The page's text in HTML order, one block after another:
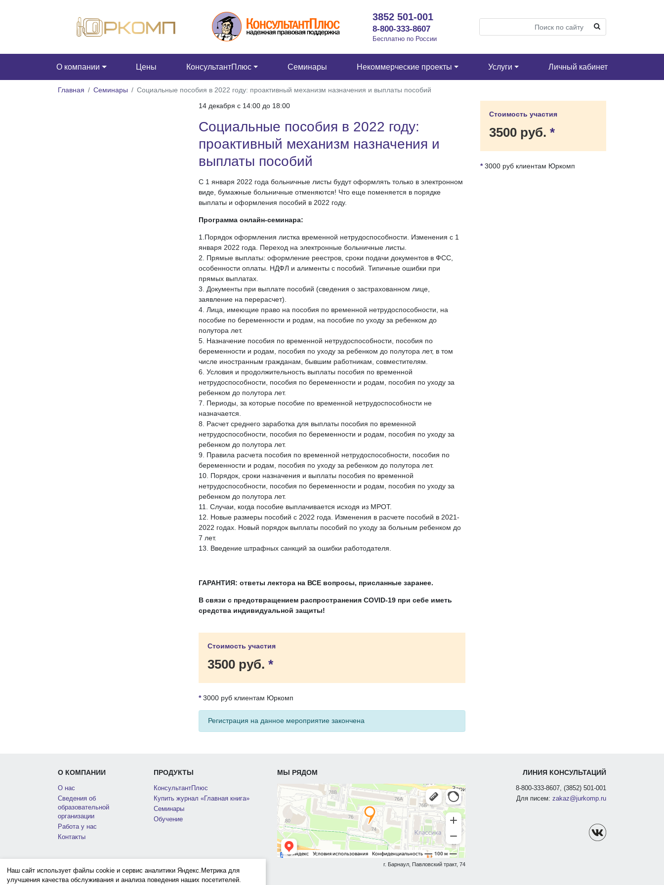
3852 501-001
8-800-333-8607
Бесплатно по России
О компании Цены КонсультантПлюс Семинары Некоммерческие проекты Услуги Личный кабинет
Главная Семинары
Социальные пособия в 2022 году: проактивный механизм назначения и выплаты пособий
14 декабря c 14:00 до 18:00
Социальные пособия в 2022 году:
проактивный механизм назначения и
выплаты пособий
С 1 января 2022 года больничные листы будут оформлять только в электронном
виде, бумажные больничные отменяются! Что еще поменяется в порядке
выплаты и оформления пособий в 2022 году.
Программа онлайн-семинара:
1.Порядок оформления листка временной нетрудоспособности. Изменения с 1
января 2022 года. Переход на электронные больничные листы.
2. Прямые выплаты: оформление реестров, сроки подачи документов в ФСС,
особенности оплаты. НДФЛ и алименты с пособий. Типичные ошибки при
прямых выплатах.
3. Документы при выплате пособий (сведения о застрахованном лице,
заявление на перерасчет).
4. Лица, имеющие право на пособия по временной нетрудоспособности, на
пособие по беременности и родам, на пособие по уходу за ребенком до
полутора лет.
5. Назначение пособия по временной нетрудоспособности, пособия по
беременности и родам, пособия по уходу за ребенком до полутора лет, в том
числе иностранным гражданам, бывшим работникам, совместителям.
6. Условия и продолжительность выплаты пособия по временной
нетрудоспособности, пособия по беременности и родам, пособия по уходу за
ребенком до полутора лет.
7. Периоды, за которые пособие по временной нетрудоспособности не
назначается.
8. Расчет среднего заработка для выплаты пособия по временной
нетрудоспособности, пособия по беременности и родам, пособия по уходу за
ребенком до полутора лет.
9. Правила расчета пособия по временной нетрудоспособности, пособия по
беременности и родам, пособия по уходу за ребенком до полутора лет.
10. Порядок, сроки назначения и выплаты пособия по временной
нетрудоспособности, пособия по беременности и родам, пособия по уходу за
ребенком до полутора лет.
11. Случаи, когда пособие выплачивается исходя из МРОТ.
12. Новые размеры пособий с 2022 года. Изменения в расчете пособий в 2021-
2022 годах. Новый порядок выплаты пособий по уходу за больным ребенком до
7 лет.
13. Введение штрафных санкций за ошибки работодателя.
ГАРАНТИЯ: ответы лектора на ВСЕ вопросы, присланные заранее.
В связи с предотвращением распространения COVID-19 при себе иметь
средства индивидуальной защиты!
Стоимость участия
3500 руб. *
*3000 руб клиентам Юркомп
Регистрация на данное мероприятие закончена
Стоимость участия
3500 руб. *
*3000 руб клиентам Юркомп
О КОМПАНИИ
О нас
Сведения об
образовательной
организации
Работа у нас
Контакты
ПРОДУКТЫ
КонсультантПлюс
Купить журнал «Главная книга»
Семинары
Обучение
МЫ РЯДОМ
г. Барнаул, Павловский тракт, 74
ЛИНИЯ КОНСУЛЬТАЦИЙ
8-800-333-8607, (3852) 501-001
Для писем: zakaz@jurkomp.ru
Наш сайт использует файлы cookie и сервис аналитики Яндекс.Метрика для
улучшения качества обслуживания и анализа поведения наших посетителей.